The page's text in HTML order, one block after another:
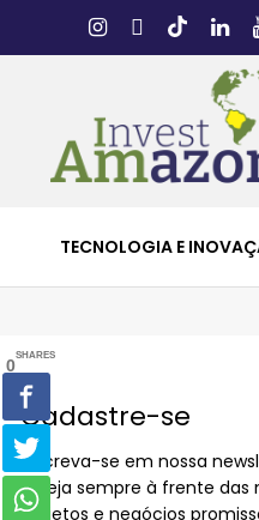
TECNOLOGIA E
Cadastre-se
Inscreva-se em nossa
esteja sempre à frente das
projetos e negócios
0
SHARES